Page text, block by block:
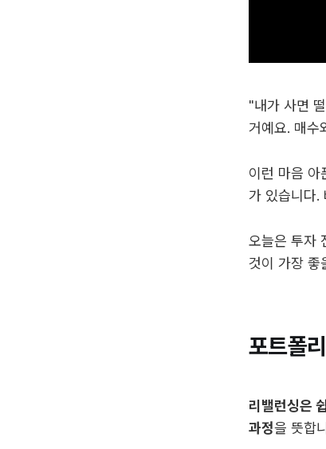
"내가 사면
거예요. 매수
이런 마음 아
가 있습니다
오늘은 투자
것이 가장 좋
포트폴
리밸런싱은
과정을 뜻합